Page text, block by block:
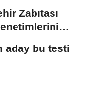
Zabıtası
aday bu testi